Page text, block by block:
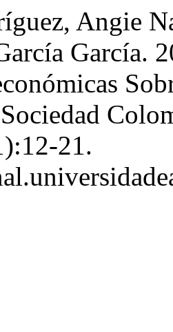
Angie
García.
21.